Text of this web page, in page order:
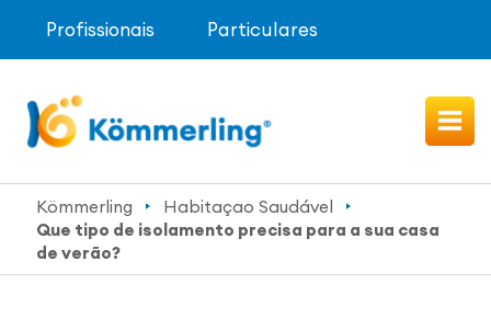
Profissionais Particulares
Kömmerling
Habitaçao Saudável
Que tipo de isolamento precisa para a sua casa
de verão?